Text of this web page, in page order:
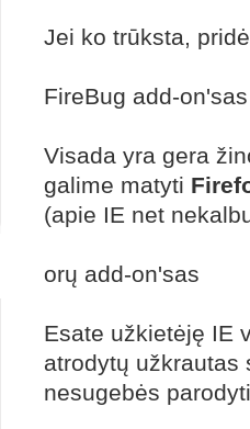
Jei ko trūksta,
FireBug add-on'sas
Visada yra gera
galime matyti
(apie IE net
orų add-on'sas
Esate užkietėję IE
atrodytų
nesugebės